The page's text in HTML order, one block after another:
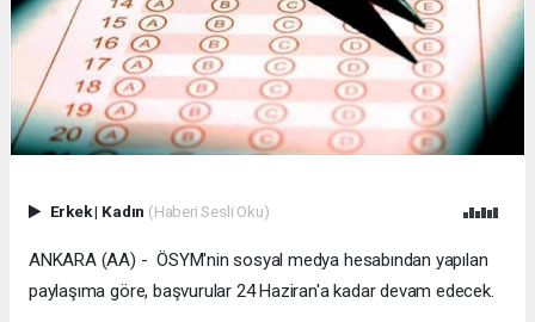
Erkek| Kadın (Haberi Sesli Oku)
ANKARA (AA) - ÖSYM'nin sosyal medya hesabından yapılan
paylaşıma göre, başvurular 24 Haziran'a kadar devam edecek.